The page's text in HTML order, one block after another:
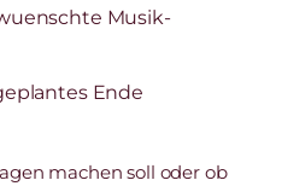
Musik-
Ende
machen soll oder ob